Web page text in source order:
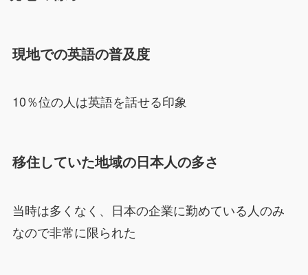
現地での英語の普及度
10％位の人は英語を話せる印象
移住していた地域の日本人の多さ
当時は多くなく、日本の企業に勤めている人のみ
なので非常に限られた